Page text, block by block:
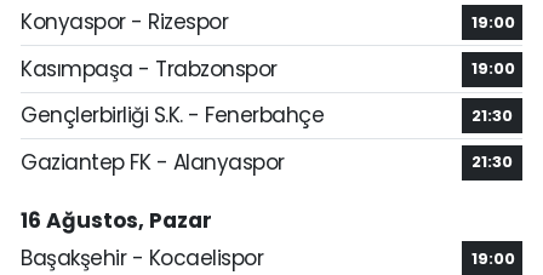
Konyaspor - Rizespor
19:00
Kasımpaşa - Trabzonspor 19:00
Gençlerbirliği S.K. - Fenerbahçe 21:30
Gaziantep FK - Alanyaspor 21:30
16 Ağustos, Pazar
Başakşehir - Kocaelispor
19:00